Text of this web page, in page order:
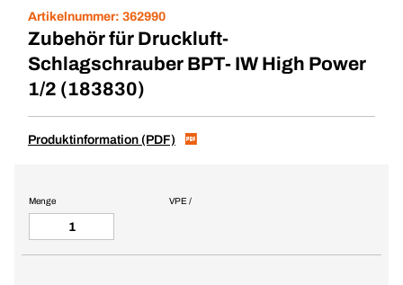
Artikelnummer: 362990
Zubehör für Druckluft-
Schlagschrauber BPT- IW High Power
1/2 (183830)
Produktinformation (PDF)
VPE /
Menge